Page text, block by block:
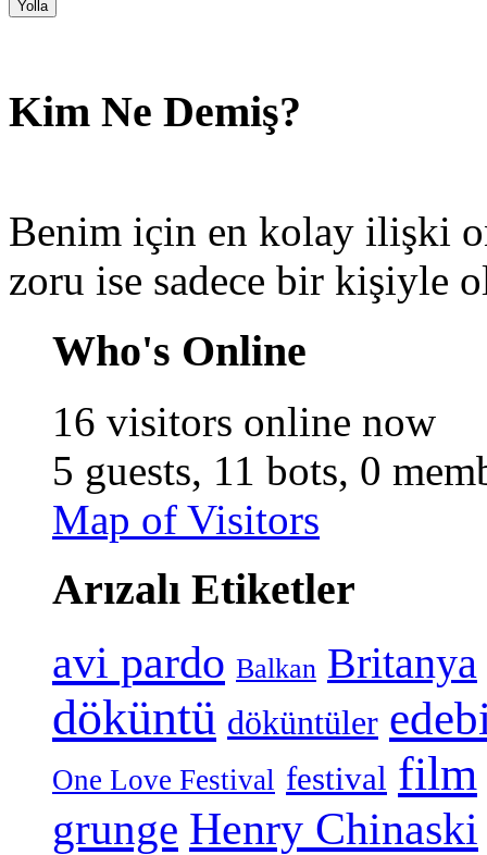
Kim Ne Demiş?
Benim için en kolay ilişki
zoru ise sadece bir kişiyle
Who's Online
16 visitors online now
5 guests, 11 bots, 0
Map of Visitors
Arızalı Etiketler
avi pardo Balkan Britanya
döküntü döküntüler
One Love Festival festival film
grunge Henry Chinaski